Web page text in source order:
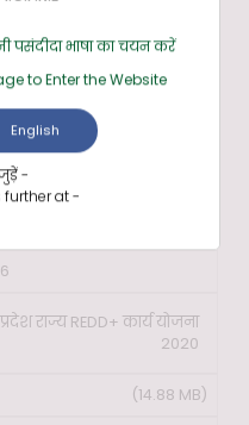
हिमालय में REDD+ की तैयारी
राज्य REDD+ कार्य योजना
2020
(14.88 MB)
पसंदीदा भाषा का चयन करें
to Enter the Website
English
-
at -